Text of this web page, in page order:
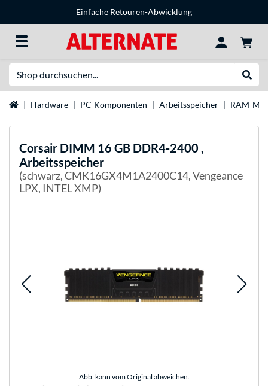
Einfache Retouren-Abwicklung
StartseiteHardware PC-Komponenten Arbeitsspeicher RAM-
Corsair DIMM 16 GB DDR4-2400 ,
Arbeitsspeicher
(schwarz, CMK16GX4M1A2400C14, Vengeance
LPX, INTEL XMP)
Abb. kann vom Original abweichen.